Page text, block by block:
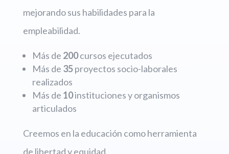
mejorando sus habilidades para la
empleabilidad.
Más de 200cursos ejecutados
Más de 35proyectos socio-laborales
realizados
Más de 10instituciones y organismos
articulados
Creemos en la educación como herramienta
de libertad y equidad.